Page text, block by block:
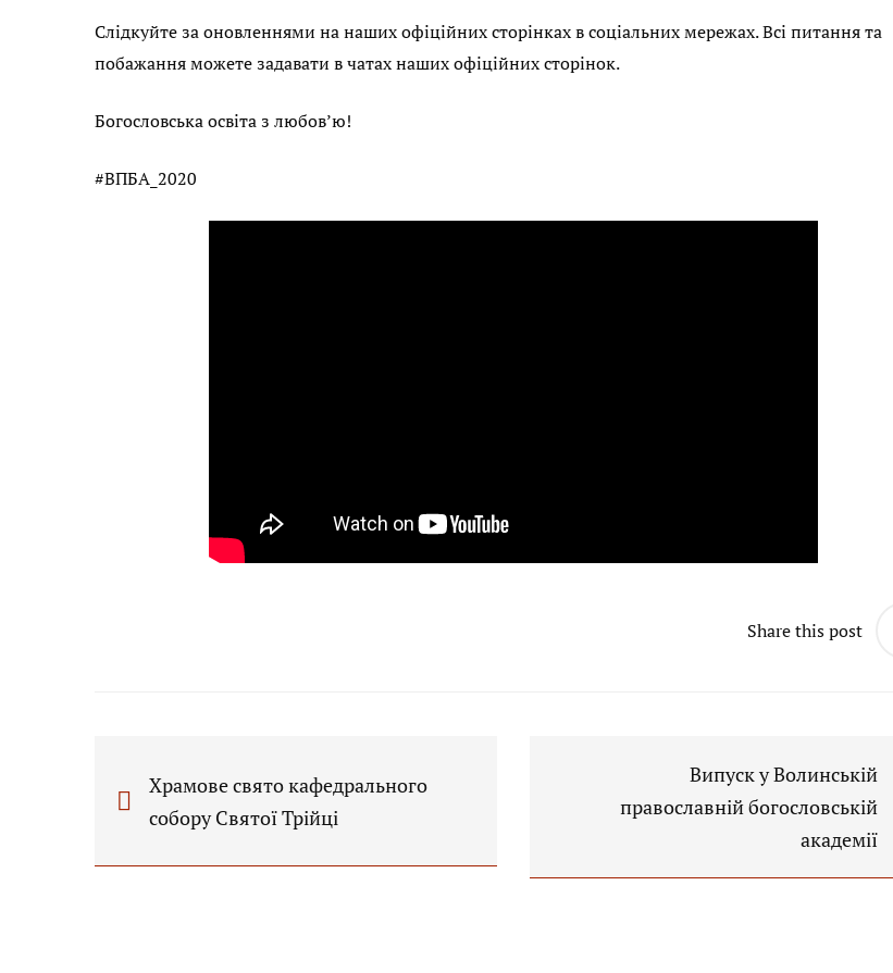
Слідкуйте за оновленнями на наших офіційних сторінках в соціальних мережах. Всі питання та
побажання можете задавати в чатах наших офіційних сторінок.
Богословська освіта з любов’ю!
#ВПБА_2020
Share this post
Храмове свято кафедрального
собору Святої Трійці
Випуск у Волинській
православній богословській
академії